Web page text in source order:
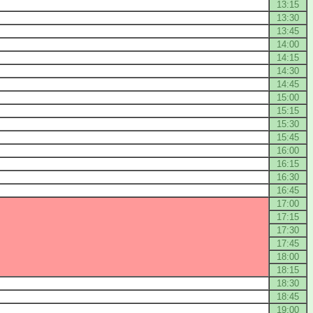
13:15
13:30
13:45
14:00
14:15
14:30
14:45
15:00
15:15
15:30
15:45
16:00
16:15
16:30
16:45
17:00
17:15
17:30
17:45
18:00
18:15
18:30
18:45
19:00